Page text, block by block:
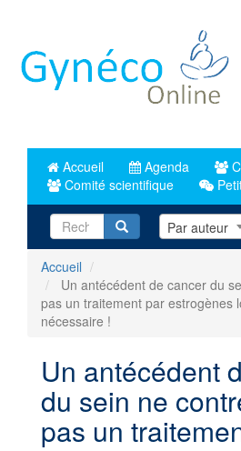
principal
Accueil Agenda
Comité scientifique
RecherchePar auteur
Accueil
Un antécédent de cancer du
pas un traitement par estrogènes
nécessaire !
Un antécédent
du sein ne
pas un